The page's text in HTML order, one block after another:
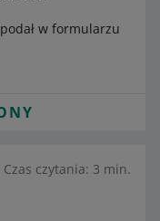
w formularzu
Czas czytania: 3 min.